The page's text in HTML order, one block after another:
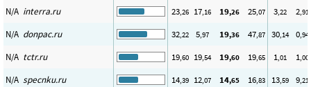
N/A interra.ru 23,26 17,16 19,26 25,07 3,22 2,91
N/A donpac.ru 32,22 5,97 19,36 47,87 30,14 0,94
N/A tctr.ru 19,60 19,54 19,60 19,65 1,01 1,00
N/A specnku.ru 14,39 12,07 14,65 16,83 13,59 9,21